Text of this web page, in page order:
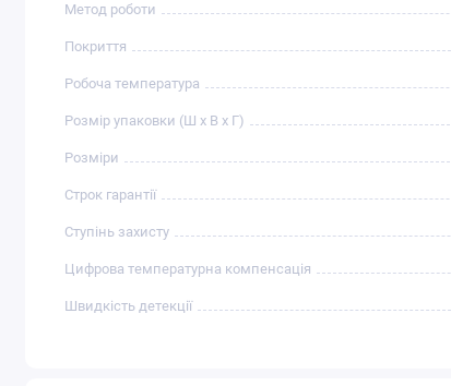
Метод роботи
Покриття
Робоча температура
Розмір упаковки (Ш х В х Г)
Розміри
Строк гарантії
Ступінь захисту
Цифрова температурна компенсація
Швидкість детекції